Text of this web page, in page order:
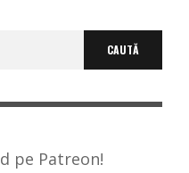
pe Patreon!